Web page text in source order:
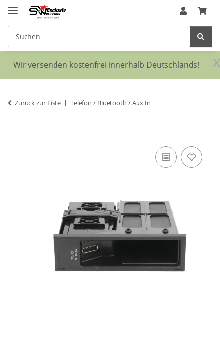
x
Wir versenden kostenfrei innerhalb Deutschlands!
Zurück zur Liste Telefon / Bluetooth / Aux In